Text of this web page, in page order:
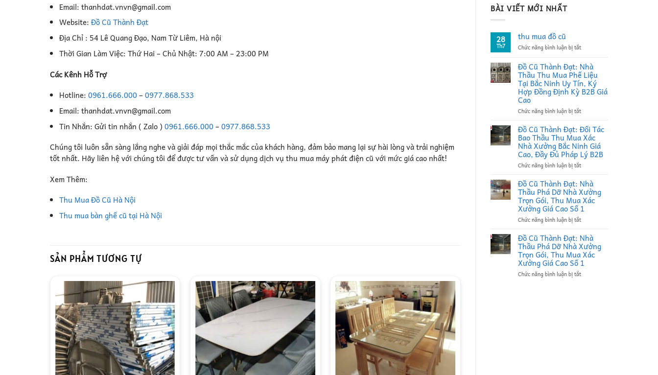
BÀI VIẾT MỚI NHẤT
28
Th7
thu mua đồ cũ
Chức năng bình luận bị tắtở
mua
đồ
cũ
Đồ Cũ Thành Đạt: Nhà
Thầu Thu Mua Phế Liệu
Tại Bắc Ninh Uy Tín, Ký
Hợp Đồng Định Kỳ B2B Giá
Cao
Chức năng bình luận bị tắtở
Cũ
Thành
Đạt:
Nhà
Thầu
Thu
Phế
Liệu
Tại
Bắc
Ninh
Uy
Ký
Hợp
Đồng
Định
Kỳ
B2B
Đồ Cũ Thành Đạt: Đối Tác
Bao Thầu Thu Mua Xác
Nhà Xưởng Bắc Ninh Giá
Cao, Đầy Đủ Pháp Lý B2B
Chức năng bình luận bị tắtở
Cũ
Thành
Đạt:
Đối
Tác
Bao
Thu
Mua
Xác
Nhà
Xưởng
Bắc
Đồ Cũ Thành Đạt: Nhà
Thầu Phá Dỡ Nhà Xưởng
Trọn Gói, Thu Mua Xác
Xưởng Giá Cao Số 1
Chức năng bình luận bị tắtở
Cũ
Thành
Đạt:
Nhà
Thầu
Phá
Đồ Cũ Thành Đạt: Nhà
Thầu Phá Dỡ Nhà Xưởng
Trọn Gói, Thu Mua Xác
Xưởng Giá Cao Số 1
Chức năng bình luận bị tắtở
Email: thanhdat.vnvn@gmail.com
Website:Đồ Cũ Thành Đạt
Địa Chỉ : 54 Lê Quang Đạo, Nam Từ Liêm, Hà nội
Thời Gian Làm Việc: Thứ Hai – Chủ Nhật: 7:00 AM – 23:00 PM
Các Kênh Hỗ Trợ
Hotline:0961.666.000 –0977.868.533
Email: thanhdat.vnvn@gmail.com
Tin Nhắn: Gửi tin nhắn ( Zalo )0961.666.000 –0977.868.533
Chúng tôi luôn sẵn sàng lắng nghe và giải đáp mọi thắc mắc của khách hàng, đảm bảo mang lại sự hài lòng và trải nghiệm
tốt nhất. Hãy liên hệ với chúng tôi để được tư vấn và sử dụng dịch vụ thu mua máy phát điện cũ với mức giá cao nhất!
Xem Thêm:
Thu Mua Đồ Cũ Hà Nội
Thu mua bàn ghế cũ tại Hà Nội
SẢN PHẨM TƯƠNG TỰ